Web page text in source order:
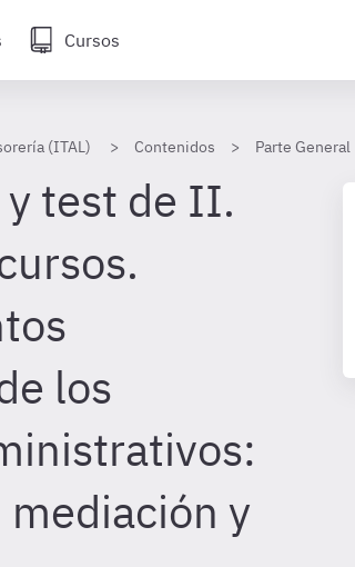
Cursos
(ITAL) Contenidos Parte General
test de II.
los
y